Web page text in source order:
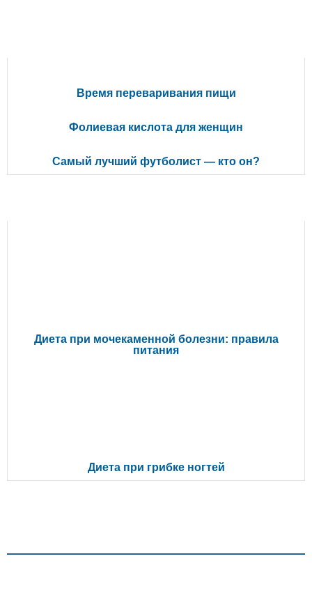
Время переваривания пищи
Фолиевая кислота для женщин
Самый лучший футболист — кто он?
Диета при мочекаменной болезни: правила
питания
Диета при грибке ногтей